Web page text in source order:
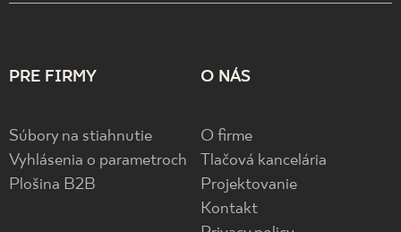
PRE FIRMY
Súbory na stiahnutie
Vyhlásenia o parametroch
Plošina B2B
O NÁS
O firme
Tlačová kancelária
Projektovanie
Kontakt